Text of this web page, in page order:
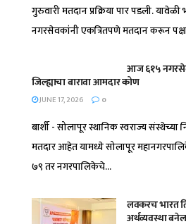
गुरुवारी मतदान प्रक्रिया पार पडली. यावेळी
नगरसेवकांनी एकत्रितपणे मतदान करून
आज ६१५
जिल्ह्याचा बारावा आमदार कोण
JUNE 17, 2026 0
बार्शी - सोलापूर स्थानिक स्वराज्य
मतदार आहेत यामध्ये सोलापूर
७९ तर नगरपालिकेचे...
लवकरच भारत
अर्थव्यवस्था